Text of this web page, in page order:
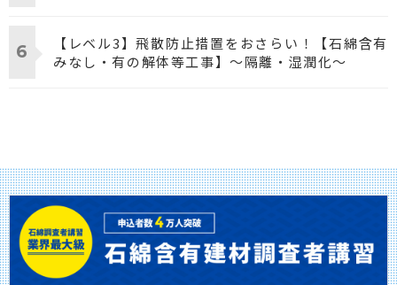
【レベル3】飛散防止措置をおさらい！【石綿含有
みなし・有の解体等工事】～隔離・湿潤化～